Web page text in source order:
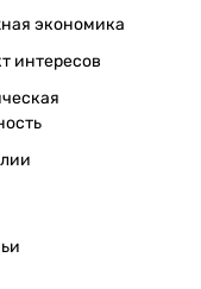
экономика
интересов